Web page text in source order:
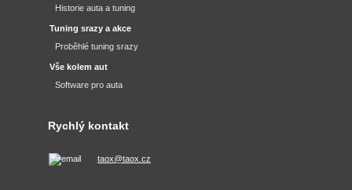
Historie auta a tuning
Tuning srazy a akce
Proběhlé tuning srazy
Vše kolem aut
Software pro auta
Rychlý kontakt
taox@taox.cz